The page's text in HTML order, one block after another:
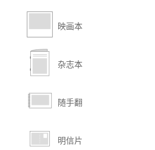
映画本
杂志本
随手翻
明信片